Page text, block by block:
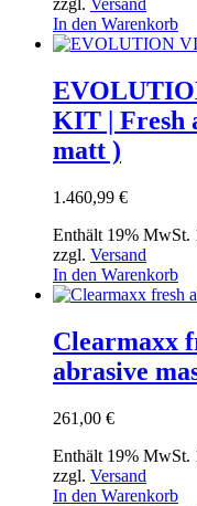
zzgl. Versand
In den Warenkorb
KIT | Fresh
matt )
1.460,99 €
Enthält 19% MwSt.
zzgl. Versand
In den Warenkorb
Clearmaxx
abrasive
261,00 €
Enthält 19% MwSt.
zzgl. Versand
In den Warenkorb